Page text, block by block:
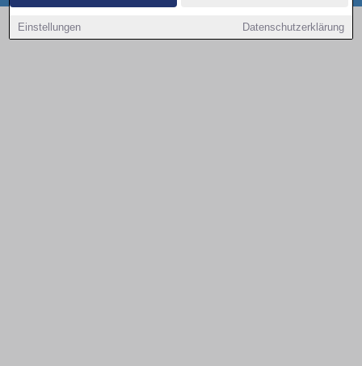
Einstellungen Datenschutzerklärung
Copyright © 2000 - 2026 | 1A Infosysteme GmbH | Content by: 1a-sites-autos